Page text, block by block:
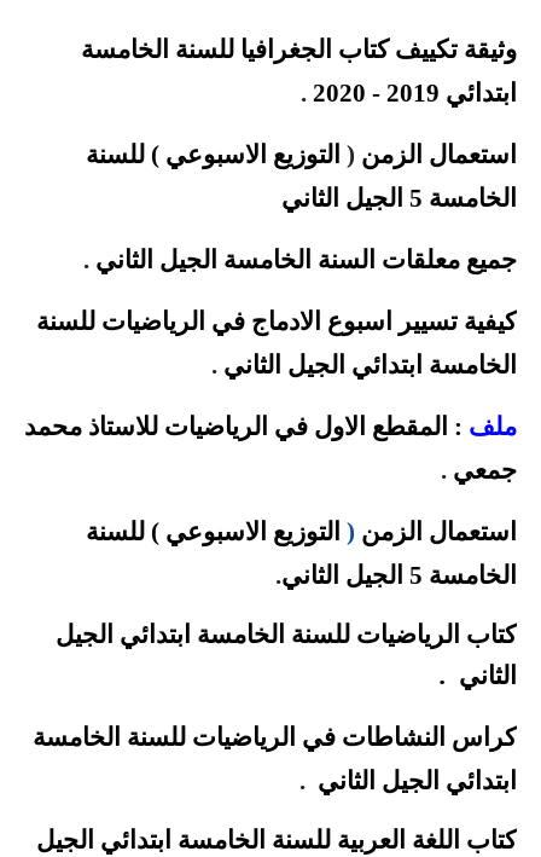
وثيقة تكييف كتاب الجغرافيا للسنة الخامسة
ابتدائي 2019 - 2020
.
استعمال الزمن ( التوزيع الاسبوعي ) للسنة
الخامسة 5 الجيل الثاني
جميع معلقات السنة الخامسة الجيل الثاني .
كيفية تسيير اسبوع الادماج في الرياضيات للسنة
الخامسة ابتدائي الجيل الثاني .
ملف : المقطع الاول في الرياضيات للاستاذ محمد
جمعي .
استعمال الزمن ( التوزيع الاسبوعي ) للسنة
الخامسة 5 الجيل الثاني
.
كتاب الرياضيات للسنة الخامسة ابتدائي الجيل
الثاني .
كراس النشاطات في الرياضيات للسنة الخامسة
ابتدائي الجيل الثاني .
كتاب اللغة العربية للسنة الخامسة ابتدائي الجيل